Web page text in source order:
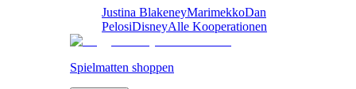
Justina BlakeneyMarimekkoDan
PelosiDisneyAlle Kooperationen
Spielmatten shoppen